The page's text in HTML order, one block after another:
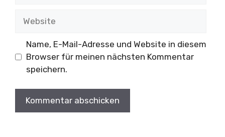
Name, E-Mail-Adresse und Website in diesem
Browser für meinen nächsten Kommentar
speichern.